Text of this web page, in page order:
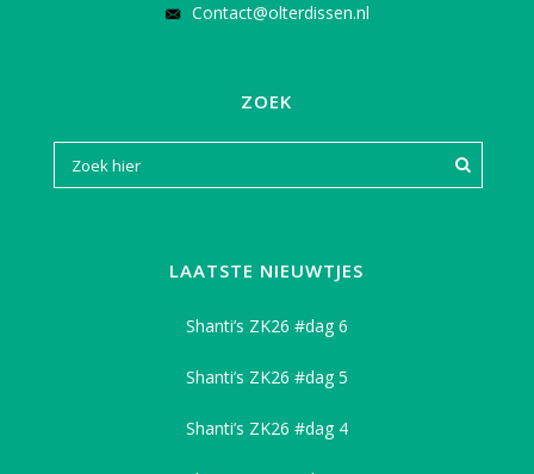
Contact@olterdissen.nl
ZOEK
LAATSTE NIEUWTJES
Shanti’s ZK26 #dag 6
Shanti’s ZK26 #dag 5
Shanti’s ZK26 #dag 4